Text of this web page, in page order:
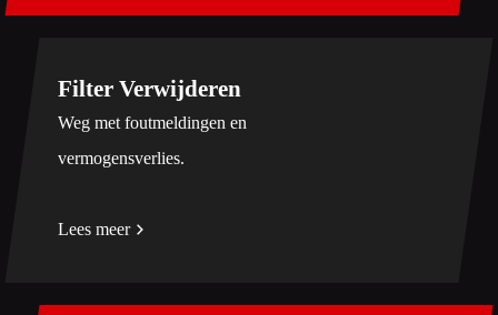
Filter Verwijderen
Weg met foutmeldingen en
vermogensverlies.
Lees meer